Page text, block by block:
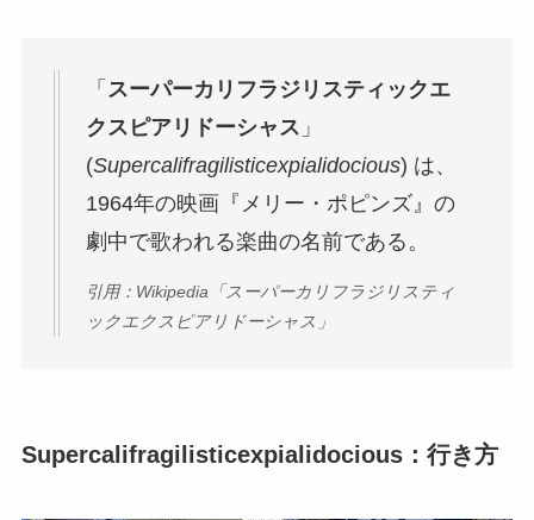
「 スーパーカリフラジリスティックエ
クスピアリドーシャス 」
(Supercalifragilisticexpialidocious) は、
1964年の映画『メリー・ポピンズ』の
劇中で歌われる楽曲の名前である。
引用：Wikipedia「スーパーカリフラジリスティ
ックエクスピアリドーシャス」
Supercalifragilisticexpialidocious：行き方